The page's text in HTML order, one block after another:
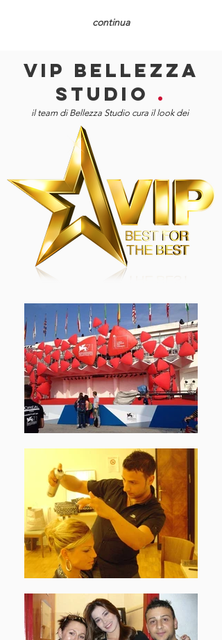
continua
VIP BELLEZZA
STUDIO .
il team di Bellezza Studio cura il look dei